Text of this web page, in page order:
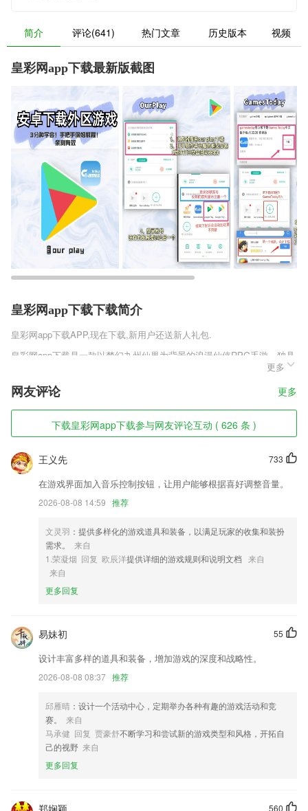
简介 评论(641) 热门文章 历史版本 视频
皇彩网app下载最新版截图
皇彩网app下载下载简介
皇彩网app下载APP,现在下载,新用户还送新人礼包.
皇彩网app下载是一款以梦幻九州仙界为背景的浪漫仙侠RPG手游，独具
东方特色的唯妙唯俏国风仙侠美景，超大无边界的世界地图，无限制的进
行各种的摸索，探寻这个唯美仙界的未解之谜，剑侠昆仑安卓首发版众多
绘丽唯美的仙侠角色，玩家随意的进行不同选择，经典刺激的剧情副本，
自由挑战。
皇彩网app下载软件特色
1,通过DNS请求日志分析广告来源并加入黑名单
2,通过这些功能模块，小说创作者可以提高自己的写作效率。
3,实时的公交运行到离站情况查询；
5,功能齐全:可用以图找款、一键递交、订单详情同歩导入导出、大批下
6,案例好课，操刀手深度解剖
皇彩网app下载软件优势
尽，孩子从小便能够接触到隧道的英语白话；
2.·刷题的时候可以选择碎片练习模式，可以充分利用碎片时间刷题
3.这里拥有着齐全的名家书法作品，并且还可以记录练字成长历程；
5.特色的学习小组，按男女学员搭配，每十人划分为一学习小组，实行组
长负责制，互帮互学，一同进步，不但有助于提高学习效率，而且对扩展
人脉关系也起到了相当的作用。
6.一键锁屏孩子设备
优化个人中心页面刷新规则。
更多
网友评论 更多
下载皇彩网app下载参与网友评论互动 ( 626 条 )
733
王义先
在游戏界面加入音乐控制按钮，让用户能够根据喜好调整音量。
2026-08-08 14:59 推荐
文灵羽 ：提供多样化的游戏道具和装备，以满足玩家的收集和装扮
需求。
来自
1.荣凝烟 回复 欧辰洋提供详细的游戏规则和说明文档 来自
来自
更多回复
55
易妹初
设计丰富多样的道具和装备，增加游戏的深度和战略性。
2026-08-08 08:37 推荐
邱雁晴 ：设计一个活动中心，定期举办各种有趣的游戏活动和竞
赛。
来自
马承健 回复 贾豪舒不断学习和尝试新的游戏类型和风格，开拓自
己的视野 来自
更多回复
560
郑娴颖